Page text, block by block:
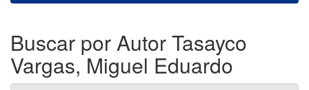
Buscar por Autor Tasayco
Vargas, Miguel Eduardo